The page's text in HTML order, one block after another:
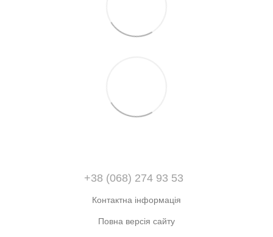
+38 (068) 274 93 53
Контактна інформація
Повна версія сайту